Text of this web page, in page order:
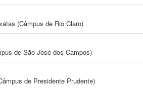
(Câmpus de Rio Claro)
de São José dos Campos)
de Presidente Prudente)